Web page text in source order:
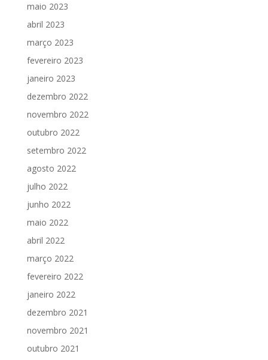
maio 2023
abril 2023
março 2023
fevereiro 2023
janeiro 2023
dezembro 2022
novembro 2022
outubro 2022
setembro 2022
agosto 2022
julho 2022
junho 2022
maio 2022
abril 2022
março 2022
fevereiro 2022
janeiro 2022
dezembro 2021
novembro 2021
outubro 2021